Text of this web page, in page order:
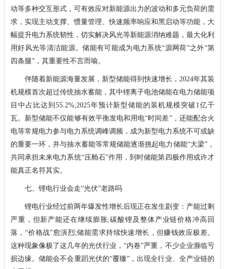
动等多种交互形式，可有效应对新能源出力的波动和多元负荷的需
求，实现主动支撑、惯量管理、快速频率响应和黑启动等功能，大
幅提升电力系统韧性，切实解决风光等新能源消纳难题，最大化利
用好风光等清洁能源。储能有可能成为电力系统“源网荷”之外“第
四条腿”，其重要性不言而喻。
伴随着新能源海量发展，新型储能得到快速增长，2024年其装
机规模首次超过传统抽水蓄能，其中锂离子电池储能在电力储能项
目中占比达到55.2%;2025年预计新型储能的装机规模突破1亿千
瓦。新型储能不仅能够有效平衡发电和用电“时间差”，还能配合火
电等常规电力参与电力系统调峰调频，成为新型电力系统不可或缺
的重要一环，并与抽水蓄能等常规储能逐渐挑起电力储能“大梁”，
共同承担未来电力系统“压舱石”作用，到时储能第四极作用或许才
能真正名符其实。
七、锂电行业会走“光伏”老路吗
锂电行业经过前两年爆发性增长后现正在发生剧变：产能过剩
严重，但新产能还在继续膨胀;碳酸锂及整体产业链价格冲高回
落，“价格战”愈演烈;储能需求持续快速增长，但赚钱效应极差。
这种现象像极了这几年的光伏行业，“内卷”严重，不少企业濒临亏
损边缘。储能会不会重蹈光伏的“覆辙”，出现全行业、全产业链的